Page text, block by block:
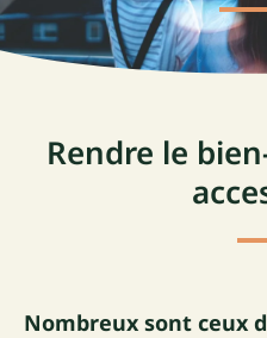
Rendre le
Nombreux sont ceux